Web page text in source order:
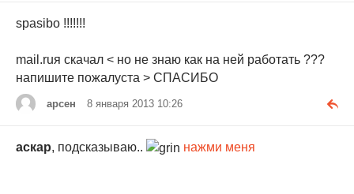
spasibo !!!!!!!
mail.ruя скачал < но не знаю как на ней работать ???
напишите пожалуста > СПАСИБО
арсен 8 января 2013 10:26
аскар, подсказываю.. нажми меня